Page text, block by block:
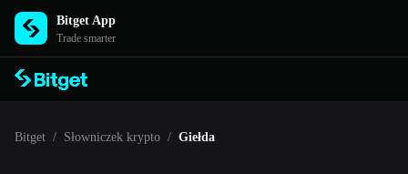
Bitget App
Trade smarter
Bitget / Słowniczek krypto / Giełda